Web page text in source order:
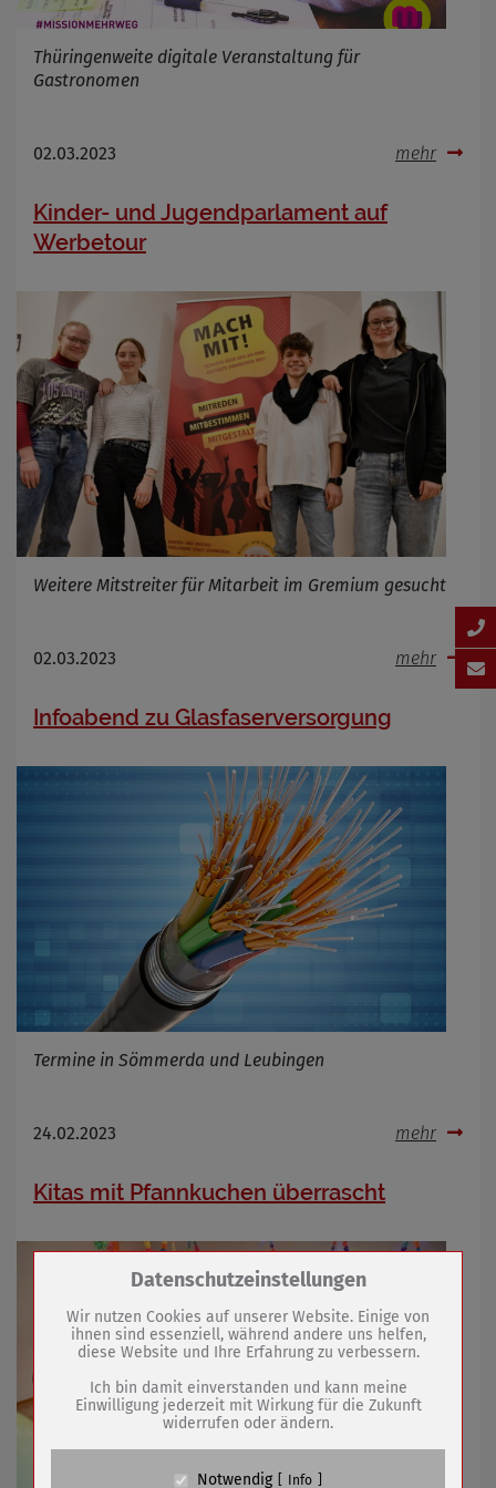
Thüringenweite digitale Veranstaltung für
Gastronomen
02.03.2023 mehr
Kinder- und Jugendparlament auf
Werbetour
Weitere Mitstreiter für Mitarbeit im Gremium gesucht
02.03.2023 mehr
Infoabend zu Glasfaserversorgung
Termine in Sömmerda und Leubingen
24.02.2023 mehr
Kitas mit Pfannkuchen überrascht
Zum Betrieb der Seite notwendige Cookies /
Name
PHP Session Cookie
Anbieter
Eigentümer dieser Website (Wenko-
Wenselaar GmbH & Co. KG)
Absicherung Kontaktformular / SPAM
Datenschutzeinstellungen
Wir nutzen Cookies auf unserer Website. Einige von
ihnen sind essenziell, während andere uns helfen,
diese Website und Ihre Erfahrung zu verbessern.
Ich bin damit einverstanden und kann meine
Einwilligung jederzeit mit Wirkung für die Zukunft
widerrufen oder ändern.
Notwendig Info